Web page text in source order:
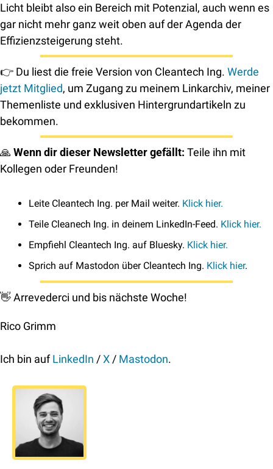
Licht bleibt also ein Bereich mit Potenzial, auch wenn es
gar nicht mehr ganz weit oben auf der Agenda der
Effizienzsteigerung steht.
👉 Du liest die freie Version von Cleantech Ing. Werde
jetzt Mitglied, um Zugang zu meinem Linkarchiv, meiner
Themenliste und exklusiven Hintergrundartikeln zu
bekommen.
🙏 Wenn dir dieser Newsletter gefällt: Teile ihn mit
Kollegen oder Freunden!
Leite Cleantech Ing. per Mail weiter. Klick hier.
Teile Cleanech Ing. in deinem LinkedIn-Feed. Klick hier.
Empfiehl Cleantech Ing. auf Bluesky. Klick hier.
Sprich auf Mastodon über Cleantech Ing. Klick hier.
👋 Arrevederci und bis nächste Woche!
Rico Grimm
Ich bin auf LinkedIn / X / Mastodon.